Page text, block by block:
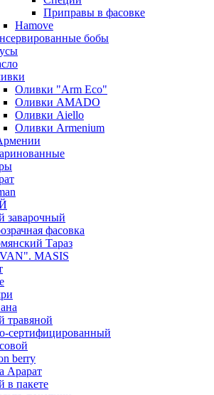
Приправы в фасовке
Hamove
бобы
Оливки "Arm Eco"
Оливки AMADO
Оливки Aiello
Оливки Armenium
заварочный
фасовка
Тараз
MASIS
травяной
сертифицированный
berry
Арарат
в пакете